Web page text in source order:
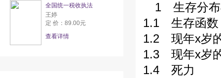
全国统一税收执法
王婷
定 价：89.00元
查看详情
1 生存分布
1.1 生存函数
1.2 现年x岁
1.3 现年x岁
1.4 死力